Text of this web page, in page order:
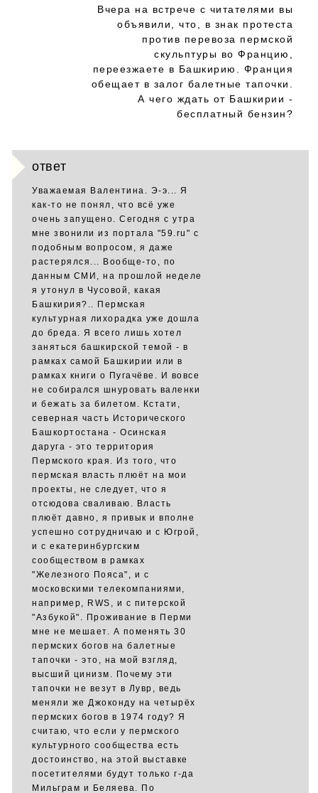
Вчера на встрече с читателями вы
объявили, что, в знак протеста
против перевоза пермской
скульптуры во Францию,
переезжаете в Башкирию. Франция
обещает в залог балетные тапочки.
А чего ждать от Башкирии -
бесплатный бензин?
ответ
Уважаемая Валентина. Э-э... Я
как-то не понял, что всё уже
очень запущено. Сегодня с утра
мне звонили из портала "59.ru" с
подобным вопросом, я даже
растерялся... Вообще-то, по
данным СМИ, на прошлой неделе
я утонул в Чусовой, какая
Башкирия?.. Пермская
культурная лихорадка уже дошла
до бреда. Я всего лишь хотел
заняться башкирской темой - в
рамках самой Башкирии или в
рамках книги о Пугачёве. И вовсе
не собирался шнуровать валенки
и бежать за билетом. Кстати,
северная часть Исторического
Башкортостана - Осинская
даруга - это территория
Пермского края. Из того, что
пермская власть плюёт на мои
проекты, не следует, что я
отсюдова сваливаю. Власть
плюёт давно, я привык и вполне
успешно сотрудничаю и с Югрой,
и с екатеринбургским
сообществом в рамках
"Железного Пояса", и с
московскими телекомпаниями,
например, RWS, и с питерской
"Азбукой". Проживание в Перми
мне не мешает. А поменять 30
пермских богов на балетные
тапочки - это, на мой взгляд,
высший цинизм. Почему эти
тапочки не везут в Лувр, ведь
меняли же Джоконду на четырёх
пермских богов в 1974 году? Я
считаю, что если у пермского
культурного сообщества есть
достоинство, на этой выставке
посетителями будут только г-да
Мильграм и Беляева. По